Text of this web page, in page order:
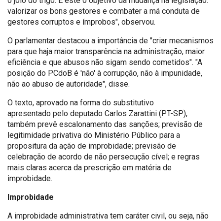
valorizar os bons gestores e combater a má conduta de
gestores corruptos e ímprobos", observou.
O parlamentar destacou a importância de "criar mecanismos
para que haja maior transparência na administração, maior
eficiência e que abusos não sigam sendo cometidos". "A
posição do PCdoB é 'não' à corrupção, não à impunidade,
não ao abuso de autoridade", disse.
O texto, aprovado na forma do substitutivo
apresentado pelo deputado Carlos Zarattini (PT-SP),
também prevê escalonamento das sanções; previsão de
legitimidade privativa do Ministério Público para a
propositura da ação de improbidade; previsão de
celebração de acordo de não persecução cível; e regras
mais claras acerca da prescrição em matéria de
improbidade.
Improbidade
A improbidade administrativa tem caráter civil, ou seja, não